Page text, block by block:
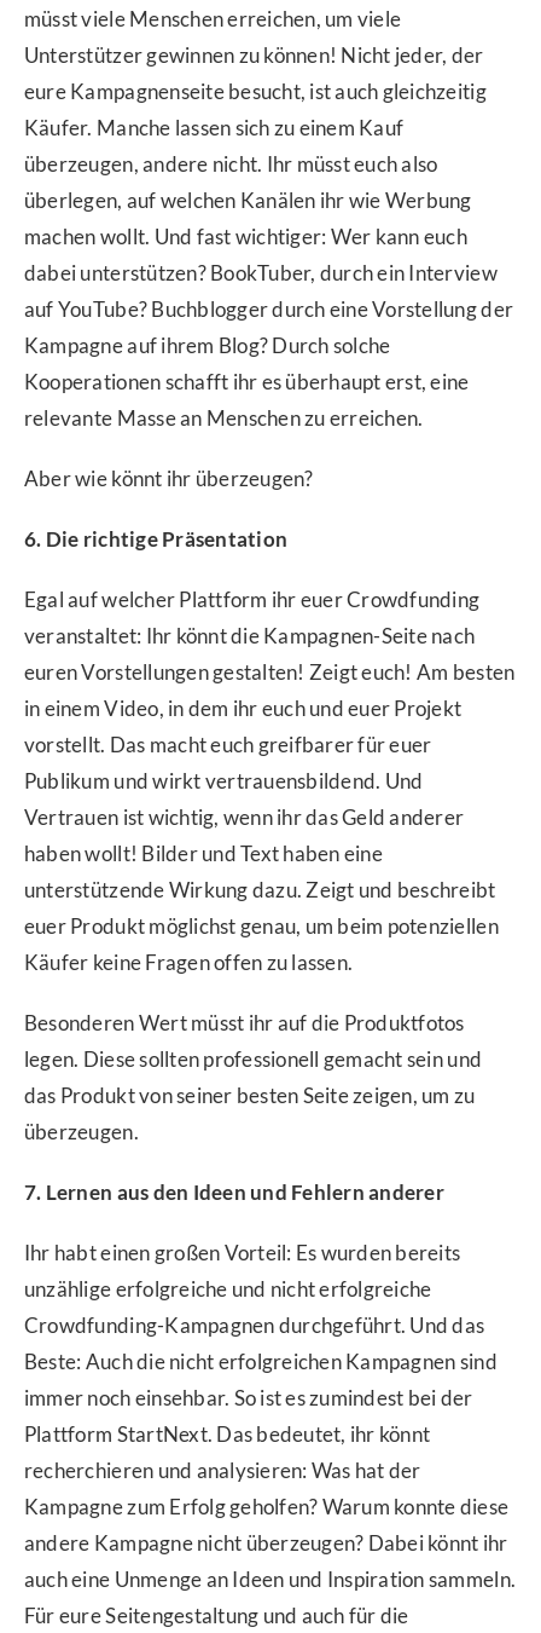
müsst viele Menschen erreichen, um viele
Unterstützer gewinnen zu können! Nicht jeder, der
eure Kampagnenseite besucht, ist auch gleichzeitig
Käufer. Manche lassen sich zu einem Kauf
überzeugen, andere nicht. Ihr müsst euch also
überlegen, auf welchen Kanälen ihr wie Werbung
machen wollt. Und fast wichtiger: Wer kann euch
dabei unterstützen? BookTuber, durch ein Interview
auf YouTube? Buchblogger durch eine Vorstellung der
Kampagne auf ihrem Blog? Durch solche
Kooperationen schafft ihr es überhaupt erst, eine
relevante Masse an Menschen zu erreichen.
Aber wie könnt ihr überzeugen?
6. Die richtige Präsentation
Egal auf welcher Plattform ihr euer Crowdfunding
veranstaltet: Ihr könnt die Kampagnen-Seite nach
euren Vorstellungen gestalten! Zeigt euch! Am besten
in einem Video, in dem ihr euch und euer Projekt
vorstellt. Das macht euch greifbarer für euer
Publikum und wirkt vertrauensbildend. Und
Vertrauen ist wichtig, wenn ihr das Geld anderer
haben wollt! Bilder und Text haben eine
unterstützende Wirkung dazu. Zeigt und beschreibt
euer Produkt möglichst genau, um beim potenziellen
Käufer keine Fragen offen zu lassen.
Besonderen Wert müsst ihr auf die Produktfotos
legen. Diese sollten professionell gemacht sein und
das Produkt von seiner besten Seite zeigen, um zu
überzeugen.
7. Lernen aus den Ideen und Fehlern anderer
Ihr habt einen großen Vorteil: Es wurden bereits
unzählige erfolgreiche und nicht erfolgreiche
Crowdfunding-Kampagnen durchgeführt. Und das
Beste: Auch die nicht erfolgreichen Kampagnen sind
immer noch einsehbar. So ist es zumindest bei der
Plattform StartNext. Das bedeutet, ihr könnt
recherchieren und analysieren: Was hat der
Kampagne zum Erfolg geholfen? Warum konnte diese
andere Kampagne nicht überzeugen? Dabei könnt ihr
auch eine Unmenge an Ideen und Inspiration sammeln.
Für eure Seitengestaltung und auch für die